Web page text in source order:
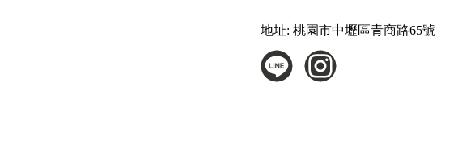
地址: 桃園市中壢區青商路65號